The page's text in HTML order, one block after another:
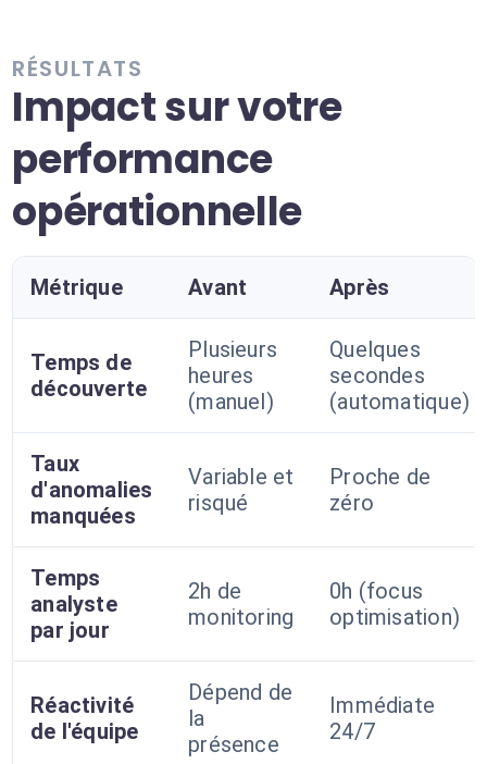
RÉSULTATS
Impact sur votre
performance
opérationnelle
Métrique Avant Après
Temps de
découverte
Plusieurs
heures
(manuel)
Quelques
secondes
(automatique)
Taux
d'anomalies
manquées
Variable et
risqué
Proche de
zéro
Temps
analyste
par jour
2h de
monitoring
0h (focus
optimisation)
Réactivité
de l'équipe
Dépend de
la
présence
Immédiate
24/7